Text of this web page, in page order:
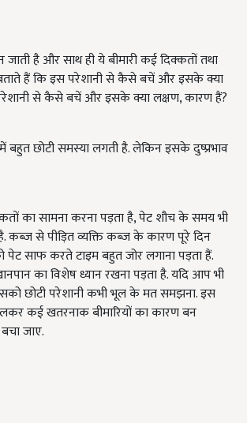
है और साथ ही ये बीमारी कई दिक्कतों तथा
हैं कि इस परेशानी से कैसे बचें और इसके क्या
से कैसे बचें और इसके क्या लक्षण, कारण हैं?
छोटी समस्या लगती है. लेकिन इसके दुष्प्रभाव
का सामना करना पड़ता है, पेट शौच के समय भी
कब्ज से पीड़ित व्यक्ति कब्ज के कारण पूरे दिन
साफ करते टाइम बहुत जोर लगाना पड़ता हैं.
का विशेष ध्यान रखना पड़ता है. यदि आप भी
छोटी परेशानी कभी भूल के मत समझना. इस
कई खतरनाक बीमारियों का कारण बन
जाए.